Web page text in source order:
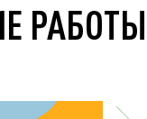
РАБОТЫ